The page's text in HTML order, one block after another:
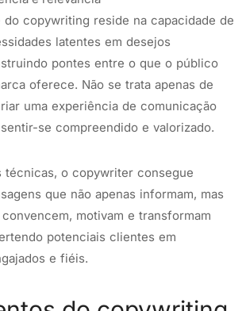
do copywriting reside na capacidade de
latentes em desejos
pontes entre o que o público
oferece. Não se trata apenas de
uma experiência de comunicação
se compreendido e valorizado.
técnicas, o copywriter consegue
que não apenas informam, mas
motivam e transformam
potenciais clientes em
e fiéis.